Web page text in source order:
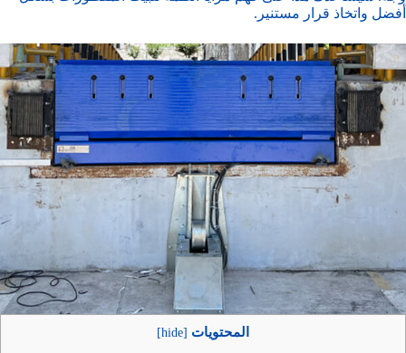
أفضل واتخاذ قرار مستنير.
المحتويات [
hide
]